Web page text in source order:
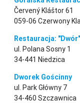
Červený Kláštor 61
059-06 Czerwony
Restauracja: "Dwór"
ul. Polana Sosny 1
34-441 Niedzica
Dworek Gościnny
ul. Park Główny 7
34-460 Szczawnica